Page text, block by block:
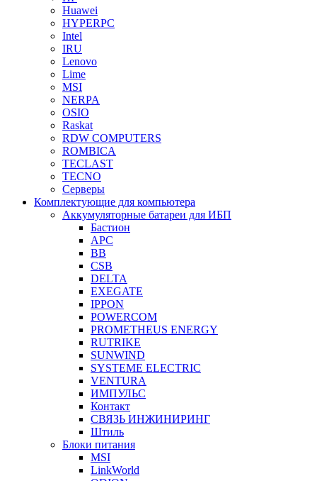
Huawei
HYPERPC
Intel
IRU
Lenovo
Lime
MSI
NERPA
OSIO
Raskat
RDW COMPUTERS
ROMBICA
TECLAST
TECNO
Серверы
Комплектующие для компьютера
Аккумуляторные батареи для ИБП
Бастион
APC
BB
CSB
DELTA
EXEGATE
IPPON
POWERCOM
PROMETHEUS ENERGY
RUTRIKE
SUNWIND
SYSTEME ELECTRIC
VENTURA
ИМПУЛЬС
Контакт
СВЯЗЬ ИНЖИНИРИНГ
Штиль
Блоки питания
MSI
LinkWorld